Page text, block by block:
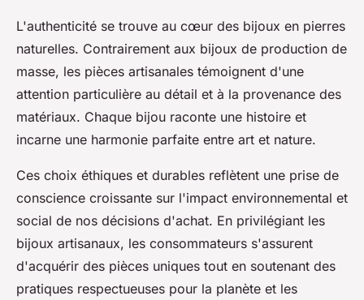
L'authenticité se trouve au cœur des bijoux en pierres
naturelles. Contrairement aux bijoux de production de
masse, les pièces artisanales témoignent d'une
attention particulière au détail et à la provenance des
matériaux. Chaque bijou raconte une histoire et
incarne une harmonie parfaite entre art et nature.
Ces choix éthiques et durables reflètent une prise de
conscience croissante sur l'impact environnemental et
social de nos décisions d'achat. En privilégiant les
bijoux artisanaux, les consommateurs s'assurent
d'acquérir des pièces uniques tout en soutenant des
pratiques respectueuses pour la planète et les